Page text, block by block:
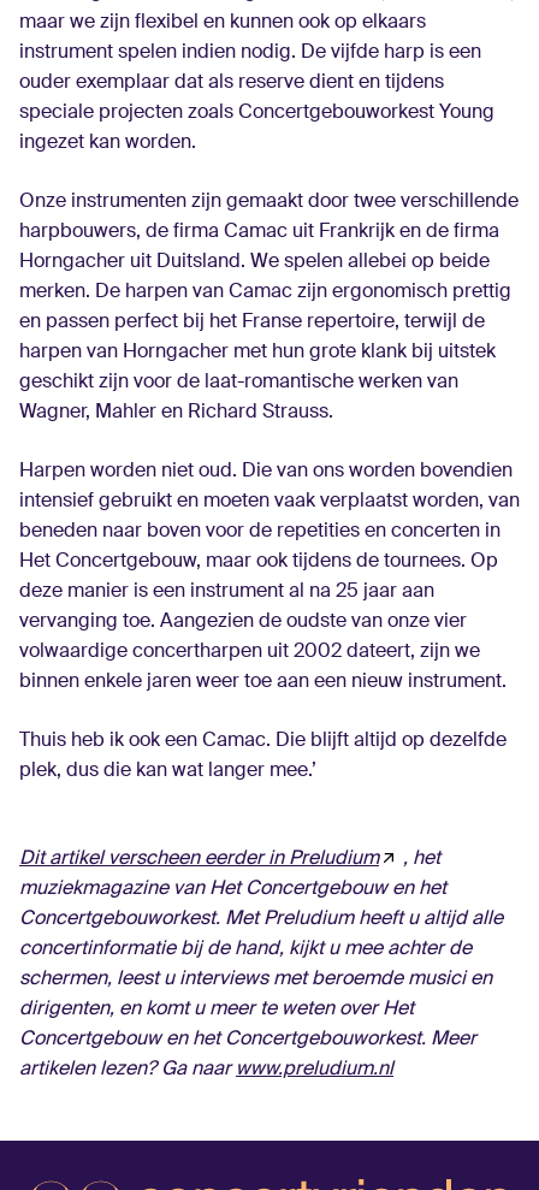
maar we zijn flexibel en kunnen ook op elkaars
instrument spelen indien nodig. De vijfde harp is een
ouder exemplaar dat als reserve dient en tijdens
speciale projecten zoals Concertgebouworkest Young
ingezet kan worden.
Onze instrumenten zijn gemaakt door twee verschillende
harpbouwers, de firma Camac uit Frankrijk en de firma
Horngacher uit Duitsland. We spelen allebei op beide
merken. De harpen van Camac zijn ergonomisch prettig
en passen perfect bij het Franse repertoire, terwijl de
harpen van Horngacher met hun grote klank bij uitstek
geschikt zijn voor de laat-romantische werken van
Wagner, Mahler en Richard Strauss.
Harpen worden niet oud. Die van ons worden bovendien
intensief gebruikt en moeten vaak verplaatst worden, van
beneden naar boven voor de repetities en concerten in
Het Concertgebouw, maar ook tijdens de tournees. Op
deze manier is een instrument al na 25 jaar aan
vervanging toe. Aangezien de oudste van onze vier
volwaardige concertharpen uit 2002 dateert, zijn we
binnen enkele jaren weer toe aan een nieuw instrument.
Thuis heb ik ook een Camac. Die blijft altijd op dezelfde
plek, dus die kan wat langer mee.’
Dit artikel verscheen eerder in Preludium
, het
muziekmagazine van Het Concertgebouw en het
Concertgebouworkest. Met Preludium heeft u altijd alle
concertinformatie bij de hand, kijkt u mee achter de
schermen, leest u interviews met beroemde musici en
dirigenten, en komt u meer te weten over Het
Concertgebouw en het Concertgebouworkest. Meer
artikelen lezen? Ga naarwww.preludium.nl